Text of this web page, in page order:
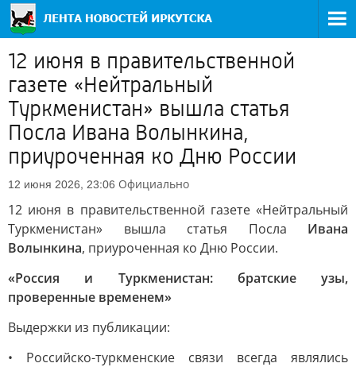
12 июня в правительственной
газете «Нейтральный
Туркменистан» вышла статья
Посла Ивана Волынкина,
приуроченная ко Дню России
12 июня 2026, 23:06 Официально
12 июня в правительственной газете «Нейтральный
Туркменистан» вышла статья Посла Ивана
Волынкина, приуроченная ко Дню России.
«Россия и Туркменистан: братские узы,
проверенные временем»
Выдержки из публикации:
• Российско-туркменские связи всегда являлись